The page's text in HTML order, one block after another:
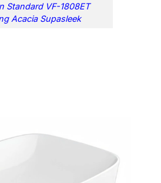
Standard VF-1808ET
Acacia Supasleek